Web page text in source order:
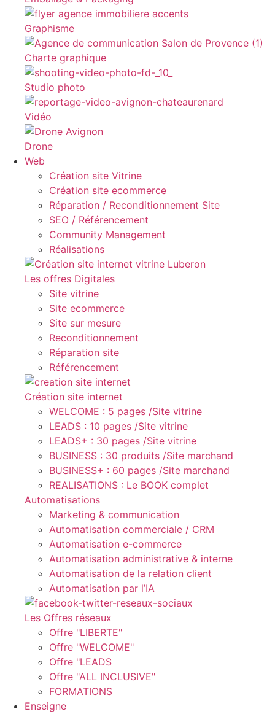
Graphisme
Charte graphique
Studio photo
Vidéo
Drone
Web
Création site Vitrine
Création site ecommerce
Réparation / Reconditionnement Site
SEO / Référencement
Community Management
Réalisations
Les offres Digitales
Site vitrine
Site ecommerce
Site sur mesure
Reconditionnement
Réparation site
Référencement
Création site internet
WELCOME : 5 pages /Site vitrine
LEADS : 10 pages /Site vitrine
LEADS+ : 30 pages /Site vitrine
BUSINESS : 30 produits /Site marchand
BUSINESS+ : 60 pages /Site marchand
REALISATIONS : Le BOOK complet
Automatisations
Marketing & communication
Automatisation commerciale / CRM
Automatisation e-commerce
Automatisation administrative & interne
Automatisation de la relation client
Automatisation par l’IA
Les Offres réseaux
Offre "LIBERTE"
Offre "WELCOME"
Offre "LEADS
Offre "ALL INCLUSIVE"
FORMATIONS
Enseigne